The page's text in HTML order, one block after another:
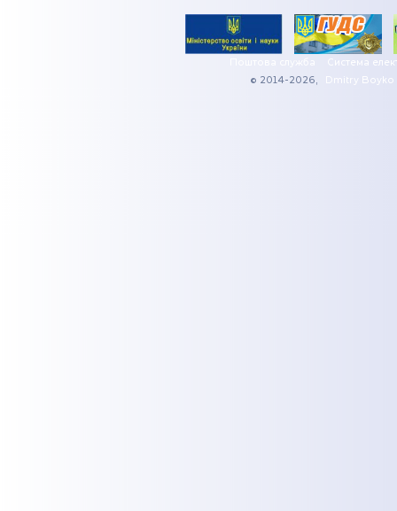
Поштова служба
Система
© 2014-2026,
Dmitry Boyko